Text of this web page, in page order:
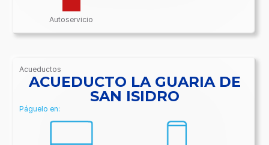
Autoservicio
Acueductos
/BancoBCR-
Contenido/Conectividades/Acueductos
ACUEDUCTO LA GUARIA DE
SAN ISIDRO
Páguelo en: